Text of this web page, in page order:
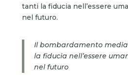
tanti la fiducia nell’essere
nel futuro.
Il bombardamento
la fiducia nell’essere
nel futuro